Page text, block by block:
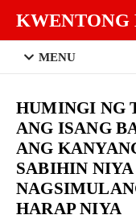
KWENTONG
MENU
HUMINGI NG
ANG ISANG
ANG
SABIHIN
HARAP NIYA